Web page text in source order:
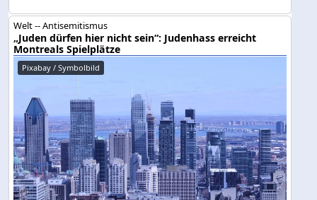
Welt -- Antisemitismus
„Juden dürfen hier nicht sein“: Judenhass erreicht
Montreals Spielplätze
Pixabay / Symbolbild